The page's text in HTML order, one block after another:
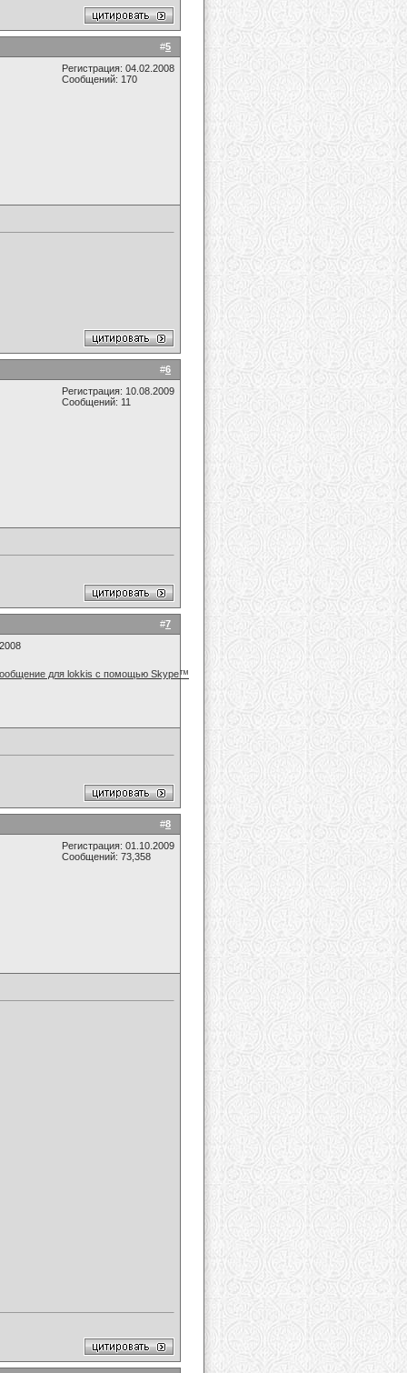
#5
Регистрация: 04.02.2008
Сообщений: 170
#6
Регистрация: 10.08.2009
Сообщений: 11
#7
#8
Регистрация: 01.10.2009
Сообщений: 73,358